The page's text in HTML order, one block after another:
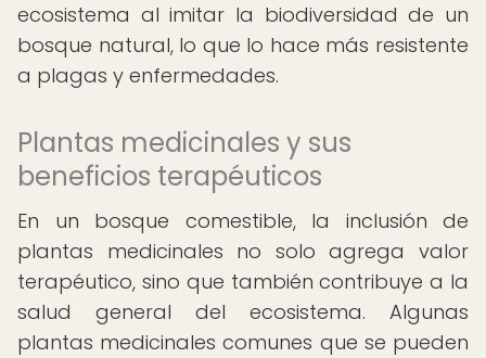
ecosistema al imitar la biodiversidad de un
bosque natural, lo que lo hace más resistente
a plagas y enfermedades.
Plantas medicinales y sus
beneficios terapéuticos
En un bosque comestible, la inclusión de
plantas medicinales no solo agrega valor
terapéutico, sino que también contribuye a la
salud general del ecosistema. Algunas
plantas medicinales comunes que se pueden